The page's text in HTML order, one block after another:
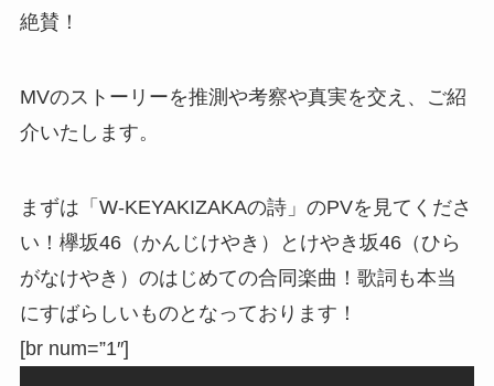
絶賛！
MVのストーリーを推測や考察や真実を交え、ご紹
介いたします。
まずは「W-KEYAKIZAKAの詩」のPVを見てくださ
い！欅坂46（かんじけやき）とけやき坂46（ひら
がなけやき）のはじめての合同楽曲！歌詞も本当
にすばらしいものとなっております！
[br num=”1″]